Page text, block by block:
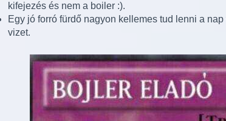
kifejezés és nem a boiler :).
Egy jó forró fürdő nagyon kellemes tud lenni a
vizet.